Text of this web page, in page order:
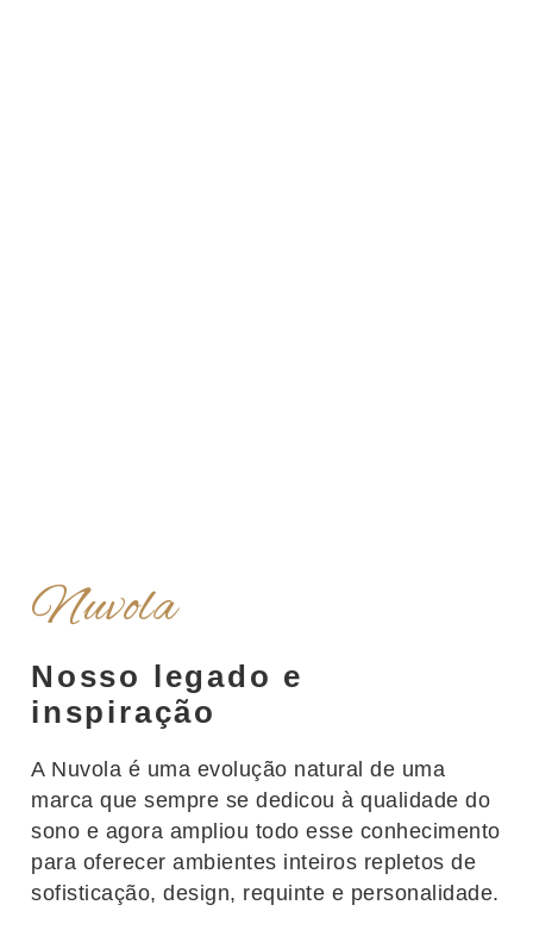
Nuvola
Nosso legado e
inspiração
A Nuvola é uma evolução natural de uma
marca que sempre se dedicou à qualidade do
sono e agora ampliou todo esse conhecimento
para oferecer ambientes inteiros repletos de
sofisticação, design, requinte e personalidade.